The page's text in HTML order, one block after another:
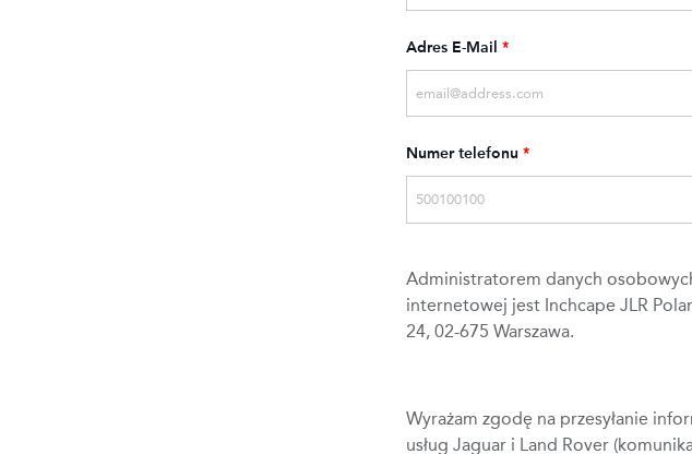
Adres E-Mail *
Numer telefonu *
Administratorem danych
internetowej jest Inchcape JLR
24, 02-675 Warszawa.
Wyrażam zgodę na przesyłanie
usług Jaguar i Land Rover